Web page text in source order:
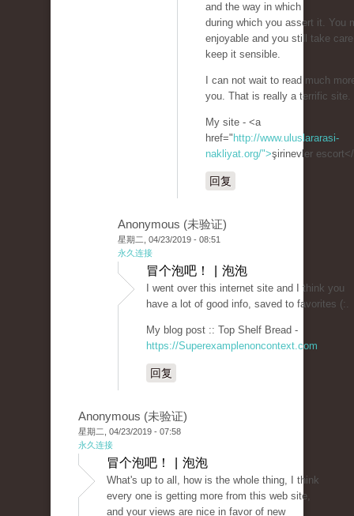
and the way in which
during which you assert it. You
enjoyable and you still take
keep it sensible.
I can not wait to read much
you. That is really a terrific site.
My site - <a
href=" http://www.uluslararasi-
nakliyat.org/">şirinevler
回复
Anonymous (未验证)
星期二, 04/23/2019 - 08:51
永久连接
冒个泡吧！ | 泡泡
I went over this internet site and I think you
have a lot of good info, saved to favorites (:.
My blog post :: Top Shelf Bread -
https://Superexamplenoncontext.com
回复
Anonymous (未验证)
星期二, 04/23/2019 - 07:58
永久连接
冒个泡吧！ | 泡泡
What's up to all, how is the whole thing, I think
every one is getting more from this web site,
and your views are nice in favor of new